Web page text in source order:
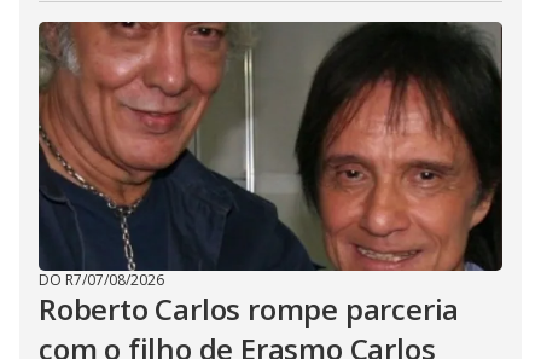
DO R7/07/08/2026
Roberto Carlos rompe parceria
com o filho de Erasmo Carlos